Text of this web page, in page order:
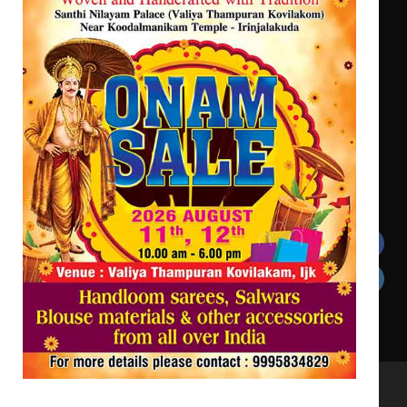
സർഗ്ഗസാഹിതി- കവിതാസംഗമം 2026
കവിതാ ചർച്ച കാട്ടൂർ, ടി. കെ.
ബാലൻ ഹാളിൽ 16ന്
ഇടത്തരം മഴയ്ക്കും കാറ്റിനും
സാധ്യത ഇരിങ്ങാലക്കുടയിൽ 4.4
മില്ലി മീറ്റർ മഴ ലഭിച്ചു
Get In Touch
Twitter Facebook
LinkedIn Instagram
YouTube
All Rights Reserved to irinjalakudalive.com Powered